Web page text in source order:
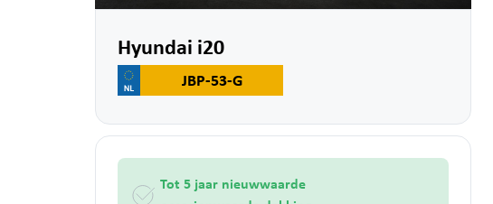
Hyundai i20
JBP-53-G
Tot 5 jaar nieuwwaarde